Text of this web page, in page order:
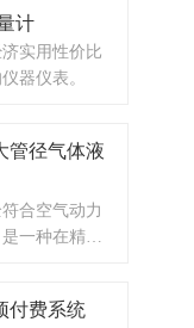
目。
计
实用性价比
器仪表。
管径气体液
合空气动力
一种在精
探头的两侧
付费系统